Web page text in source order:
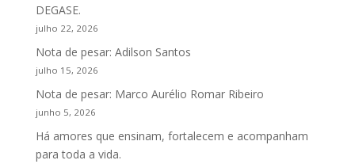
DEGASE.
julho 22, 2026
Nota de pesar: Adilson Santos
julho 15, 2026
Nota de pesar: Marco Aurélio Romar Ribeiro
junho 5, 2026
Há amores que ensinam, fortalecem e acompanham
para toda a vida.